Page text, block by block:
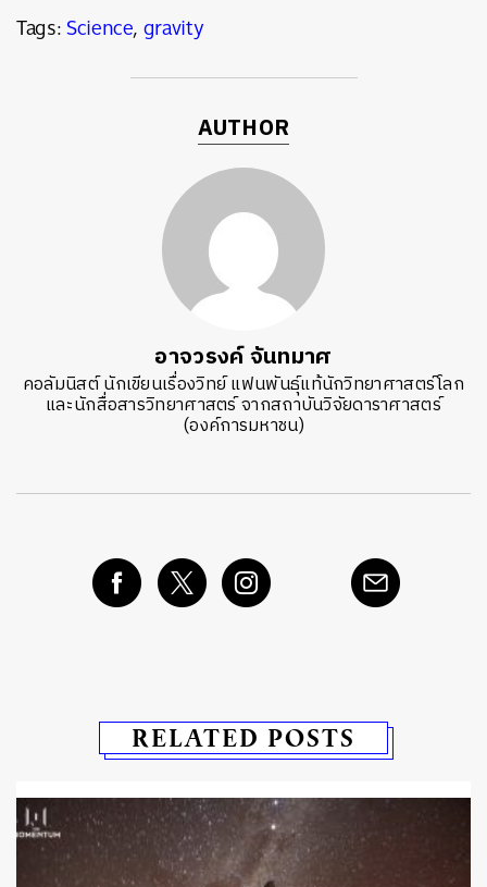
Tags:Science,gravity
AUTHOR
อาจวรงค์ จันทมาศ
คอลัมนิสต์ นักเขียนเรื่องวิทย์ แฟนพันธุ์แท้นักวิทยาศาสตร์โลก
และนักสื่อสารวิทยาศาสตร์ จากสถาบันวิจัยดาราศาสตร์
(องค์การมหาชน)
RELATED POSTS